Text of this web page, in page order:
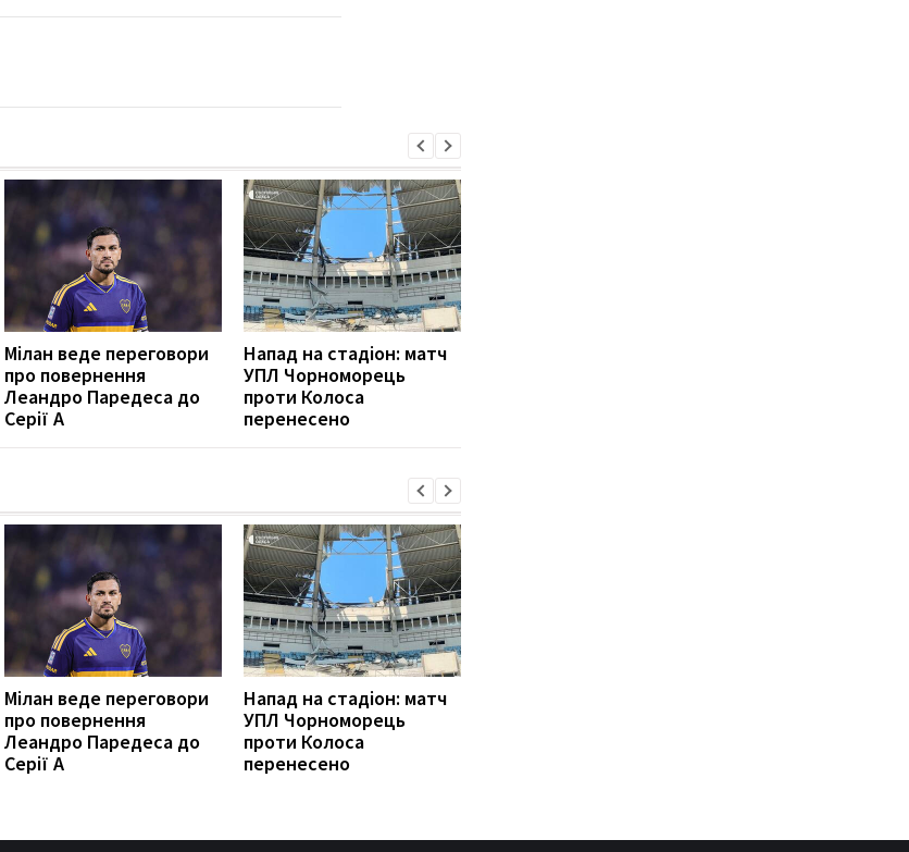
Мілан веде переговори
про повернення
Леандро Паредеса до
Серії А
Напад на стадіон: матч
УПЛ Чорноморець
проти Колоса
перенесено
Мілан веде переговори
про повернення
Леандро Паредеса до
Серії А
Напад на стадіон: матч
УПЛ Чорноморець
проти Колоса
перенесено